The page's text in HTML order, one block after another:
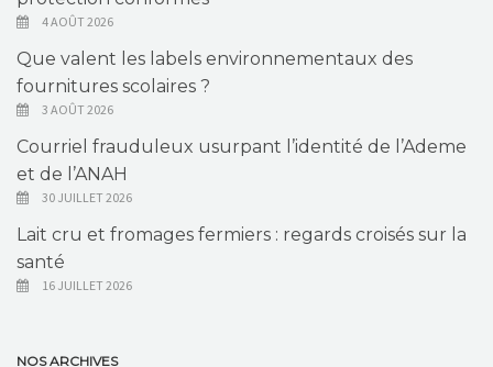
4 AOÛT 2026
Que valent les labels environnementaux des
fournitures scolaires ?
3 AOÛT 2026
Courriel frauduleux usurpant l’identité de l’Ademe
et de l’ANAH
30 JUILLET 2026
Lait cru et fromages fermiers : regards croisés sur la
santé
16 JUILLET 2026
NOS ARCHIVES